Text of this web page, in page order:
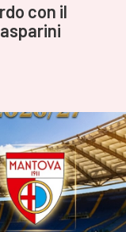
con il